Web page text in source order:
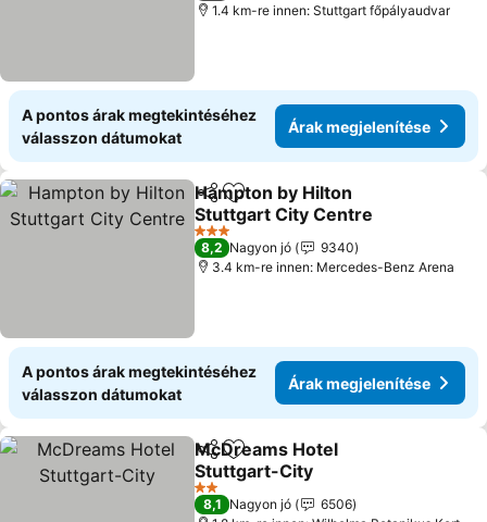
1.4 km-re innen: Stuttgart főpályaudvar
A pontos árak megtekintéséhez
válasszon dátumokat
Árak megjelenítése
MegosztásHozzáadás a kedvencekhez
Hampton by Hilton
Stuttgart City Centre
Árak megjelenítése
3 Kategória
8,2 Nagyon jó
9340
3.4 km-re innen: Mercedes-Benz Arena
A pontos árak megtekintéséhez
válasszon dátumokat
Árak megjelenítése
Megosztás
Hozzáadás a kedvencekhez
McDreams Hotel
Stuttgart-City
Árak megjelenítése
2 Kategória
8,1 Nagyon jó
6506